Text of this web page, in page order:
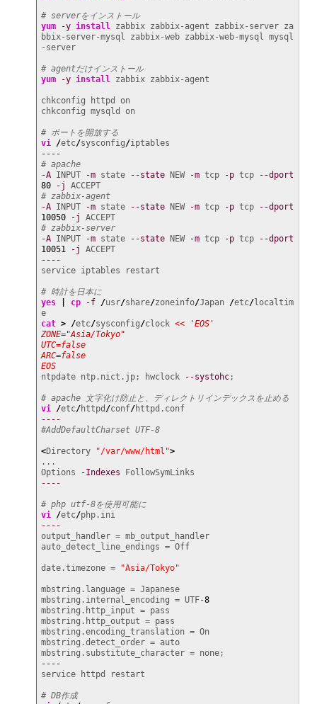
# serverをインストール
yum
-y install
zabbix zabbix-agent zabbix-server za
bbix-server-mysql zabbix-web zabbix-web-mysql mysql
-server
# agentだけインストール
yum
-y install zabbix zabbix-agent
chkconfig httpd on
chkconfig mysqld on
# ポートを開放する
vi
/etc/sysconfig/
----
# apache
-A INPUT -m state --state NEW -m tcp -p tcp
--dport
80
-j
ACCEPT
# zabbix-agent
-A INPUT -m state --state NEW -m tcp -p tcp
--dport
10050
-j
ACCEPT
# zabbix-server
-A INPUT -m state --state NEW -m tcp -p tcp
--dport
10051
-j
ACCEPT
----
service iptables restart
# 時計を日本に
yes
cp -f /usr/share/zoneinfo/Japan /etc/localtim
e
cat > /etc/sysconfig/clock << 'EOS'
ZONE="Asia/Tokyo"
UTC=false
ARC=false
EOS
ntpdate ntp.nict.jp; hwclock
--systohc;
# apache 文字化け防止と、ディレクトリインデックスを止める
vi
/etc/httpd /conf/
httpd.conf
----
#AddDefaultCharset UTF-8
<Directory "/var/www/html">
...
Options
-Indexes
----
# php utf-8を使用可能に
vi
/etc/
----
output_handler = mb_output_handler
auto_detect_line_endings = Off
date.timezone = "Asia/Tokyo"
mbstring.language = Japanese
mbstring.internal_encoding = UTF-8
mbstring.http_input = pass
mbstring.http_output = pass
mbstring.encoding_translation = On
mbstring.detect_order = auto
----
service httpd restart
# DB作成